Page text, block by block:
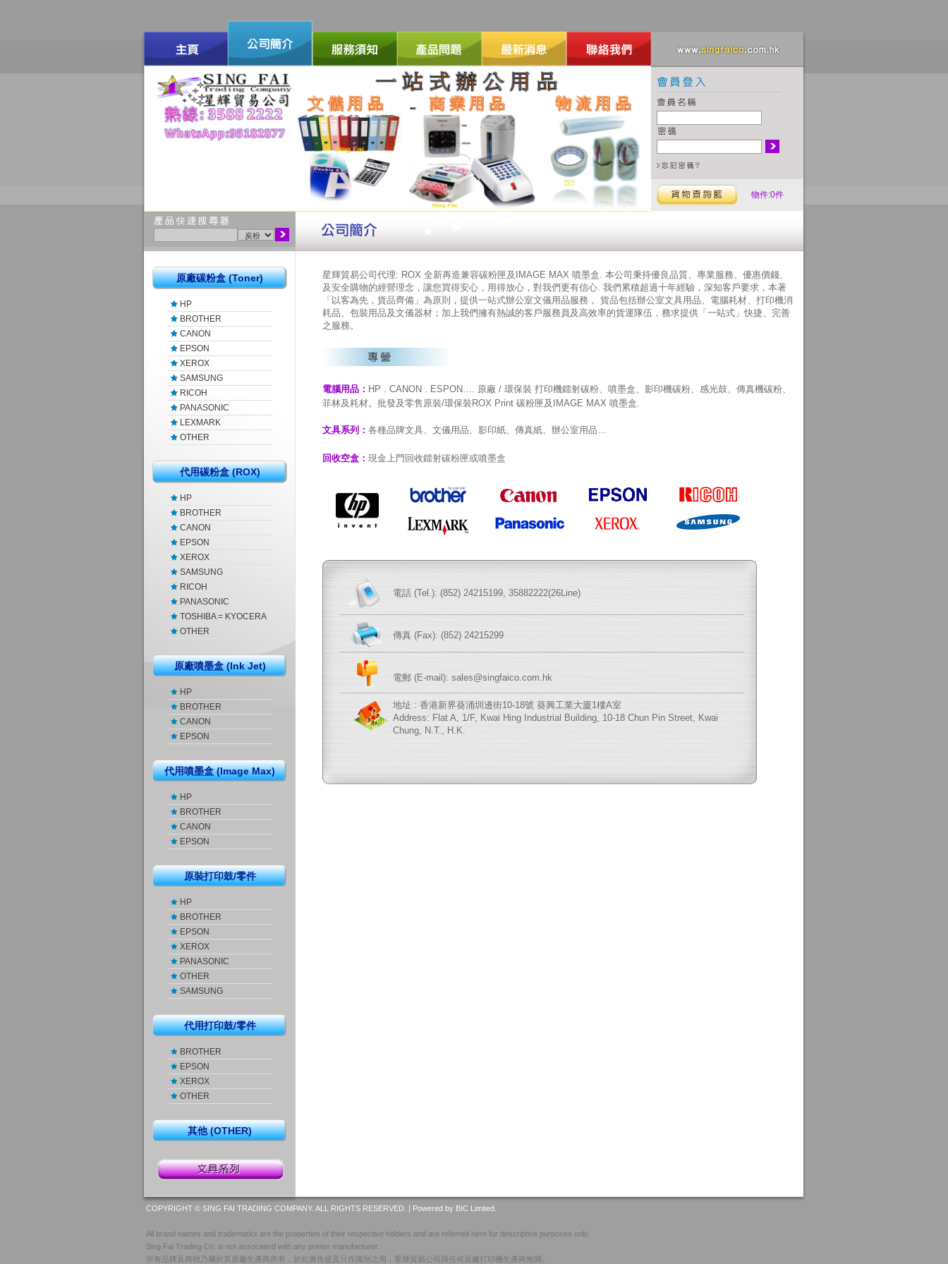
物件:0件
原廠碳粉盒 (Toner)
HP
BROTHER
CANON
EPSON
XEROX
SAMSUNG
RICOH
PANASONIC
LEXMARK
OTHER
代用碳粉盒 (ROX)
HP
BROTHER
CANON
EPSON
XEROX
SAMSUNG
RICOH
PANASONIC
TOSHIBA = KYOCERA
OTHER
原廠噴墨盒 (Ink Jet)
HP
BROTHER
CANON
EPSON
代用噴墨盒 (Image Max)
HP
BROTHER
CANON
EPSON
原裝打印鼓/零件
HP
BROTHER
EPSON
XEROX
PANASONIC
OTHER
SAMSUNG
代用打印鼓/零件
BROTHER
EPSON
XEROX
OTHER
其他 (OTHER)
星輝貿易公司代理: ROX 全新再造兼容碳粉匣及IMAGE MAX 噴墨盒. 本公司秉持優良品質、專業服務、優惠價錢、
及安全購物的經營理念，讓您買得安心，用得放心，對我們更有信心. 我們累積超過十年經驗，深知客戶要求，本著
「以客為先，貨品齊備」為原則，提供一站式辦公室文儀用品服務， 貨品包括辦公室文具用品、電腦耗材、打印機消
耗品、包裝用品及文儀器材；加上我們擁有熱誠的客戶服務員及高效率的貨運隊伍，務求提供「一站式」快捷、完善
之服務。
電腦用品： HP . CANON . ESPON…. 原廠 / 環保裝 打印機鐳射碳粉、噴墨盒、影印機碳粉、感光鼓、傳真機碳粉、
菲林及耗材。批發及零售原裝/環保裝ROX Print 碳粉匣及IMAGE MAX 噴墨盒.
文具系列： 各種品牌文具、文儀用品、影印紙、傳真紙、辦公室用品…
回收空盒： 現金上門回收鐳射碳粉匣或噴墨盒
電話 (Tel.): (852) 24215199, 35882222(26Line)
傳真 (Fax): (852) 24215299
電郵 (E-mail): sales@singfaico.com.hk
地址 : 香港新界葵涌圳邊街10-18號 葵興工業大廈1樓A室
Address: Flat A, 1/F, Kwai Hing Industrial Building, 10-18 Chun Pin Street, Kwai
Chung, N.T., H.K.
COPYRIGHT © SING FAI TRADING COMPANY. ALL RIGHTS RESERVED. | Powered by BIC Limited.
All brand names and trademarks are the properties of their respective holders and are referred here for descriptive purposes only.
Sing Fai Trading Co. is not associated with any printer manufacturer.
所有品牌及商標乃屬於其原廠生產商所有，於此廣告提及只作識別之用，星輝貿易公司與任何原廠打印機生產商無關。